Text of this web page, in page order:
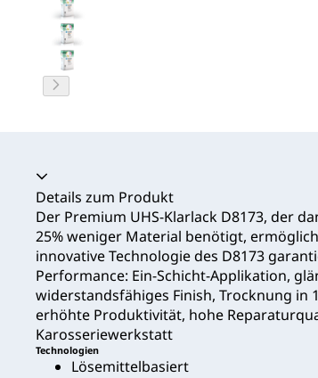
Akkordeon zusammengeklappt
Details zum Produkt
Der Premium UHS‑Klarlack D8173, der
25% weniger Material benötigt,
innovative Technologie des D8173
Performance: Ein‑Schicht‑Applikation,
widerstandsfähiges Finish, Trocknung in
erhöhte Produktivität, hohe
Karosseriewerkstatt
Technologien
Lösemittelbasiert